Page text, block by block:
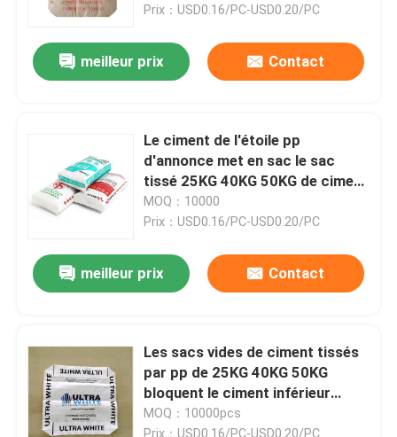
Prix：USD0.16/PC-USD0.20/PC
meilleur prix Contact
Le ciment de l'étoile pp
d'annonce met en sac le sac
tissé 25KG 40KG 50KG de ciment
de valve de polypropylène
MOQ：10000
Prix：USD0.16/PC-USD0.20/PC
meilleur prix Contact
Les sacs vides de ciment tissés
par pp de 25KG 40KG 50KG
bloquent le ciment inférieur
d'étoile d'annonce
MOQ：10000pcs
Prix：USD0.16/PC-USD0.20/PC